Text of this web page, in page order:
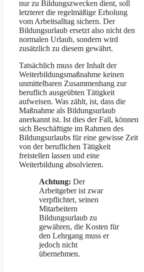
nur zu Bildungszwecken dient, soll
letzterer die regelmäßige Erholung
vom Arbeitsalltag sichern. Der
Bildungsurlaub ersetzt also nicht den
normalen Urlaub, sondern wird
zusätzlich zu diesem gewährt.
Tatsächlich muss der Inhalt der
Weiterbildungsmaßnahme keinen
unmittel­baren Zusammenhang zur
beruflich ausgeübten Tätig­keit
aufweisen. Was zählt, ist, dass die
Maßnahme als Bildungs­urlaub
anerkannt ist. Ist dies der Fall, können
sich Beschäftigte im Rahmen des
Bildungsurlaubs für eine gewisse Zeit
von der beruflichen Tätigkeit
freistellen lassen und eine
Weiterbildung absolvieren.
Achtung: Der
Arbeitgeber ist zwar
verpflichtet, seinen
Mitarbeitern
Bildungsurlaub zu
gewähren, die Kosten für
den Lehr­gang muss er
jedoch nicht
übernehmen.